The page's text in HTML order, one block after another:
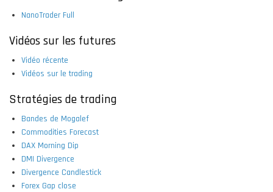
NanoTrader Full
Vidéos sur les futures
Vidéo récente
Vidéos sur le trading
Stratégies de trading
Bandes de Mogalef
Commodities Forecast
DAX Morning Dip
DMI Divergence
Divergence Candlestick
Forex Gap close